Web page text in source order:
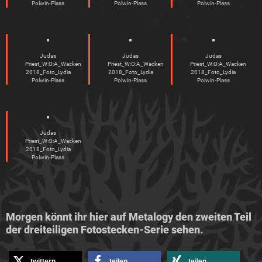
Polwin-Plass
Polwin-Plass
Polwin-Plass
Judas
Priest_W:O:A_Wacken
2018_Foto_Lydia
Polwin-Plass
Judas
Priest_W:O:A_Wacken
2018_Foto_Lydia
Polwin-Plass
Judas
Priest_W:O:A_Wacken
2018_Foto_Lydia
Polwin-Plass
Judas
Priest_W:O:A_Wacken
2018_Foto_Lydia
Polwin-Plass
Morgen könnt ihr hier auf Metalogy den zweiten Teil
der dreiteiligen Fotostecken-Serie sehen.